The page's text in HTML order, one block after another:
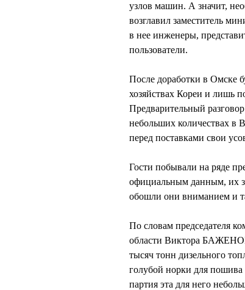
узлов машин. А значит,
возглавил заместитель
в нее инженеры,
пользователи.
После доработки в Омске
хозяйствах Кореи и лишь
Предварительный
небольших количествах
перед поставками свои
Гости побывали на ряде
официальным данным, их
обошли они вниманием и
По словам председателя
области Виктора
тысяч тонн дизельного
голубой норки для
партия эта для него